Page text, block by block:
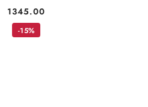
Cena:
1345.00
-15%